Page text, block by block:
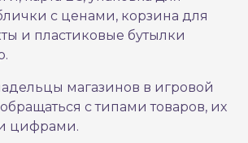
с ценами, корзина для
и пластиковые бутылки
магазинов в игровой
с типами товаров, их
цифрами.